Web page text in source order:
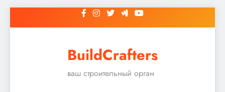
к
BuildCrafters
ваш строительный орган